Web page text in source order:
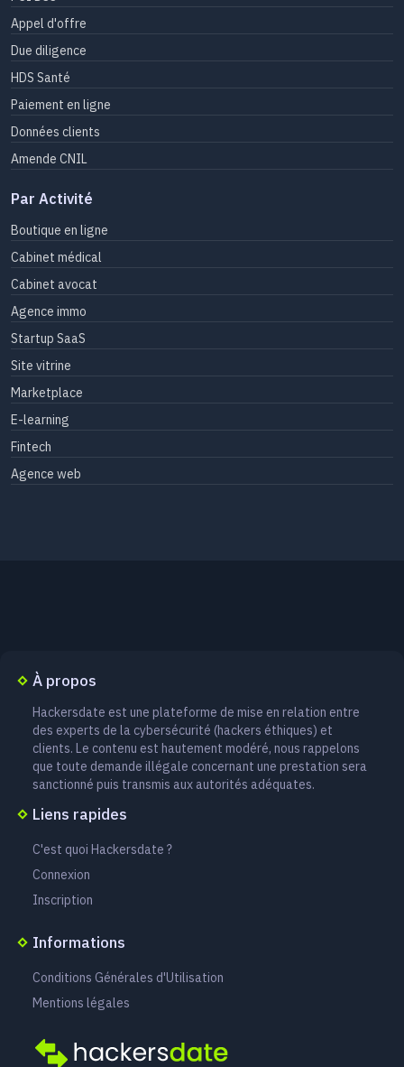
Appel d'offre
Due diligence
HDS Santé
Paiement en ligne
Données clients
Amende CNIL
Par Activité
Boutique en ligne
Cabinet médical
Cabinet avocat
Agence immo
Startup SaaS
Site vitrine
Marketplace
E-learning
Fintech
Agence web
À propos
Hackersdate est une plateforme de mise en relation entre
des experts de la cybersécurité (hackers éthiques) et
clients. Le contenu est hautement modéré, nous rappelons
que toute demande illégale concernant une prestation sera
sanctionné puis transmis aux autorités adéquates.
Liens rapides
C'est quoi Hackersdate ?
Connexion
Inscription
Informations
Conditions Générales d'Utilisation
Mentions légales